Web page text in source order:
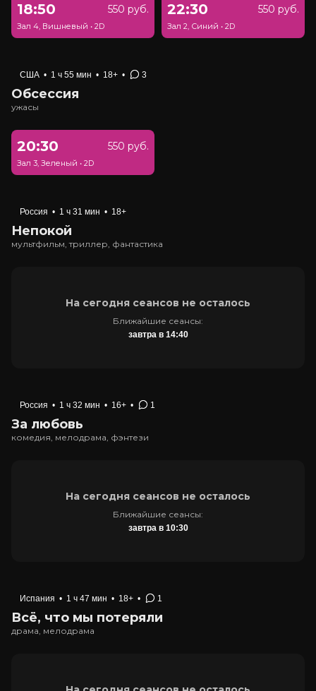
18:50 550 руб.
Зал 4, Вишневый • 2D
22:30 550 руб.
Зал 2, Синий • 2D
США • 1 ч 55 мин • 18+ • 3
Обсессия
ужасы
20:30 550 руб.
Зал 3, Зеленый • 2D
Россия • 1 ч 31 мин • 18+
Непокой
мультфильм, триллер, фантастика
На сегодня сеансов не осталось
Ближайшие сеансы:
завтра в 14:40
Россия • 1 ч 32 мин • 16+ • 1
За любовь
комедия, мелодрама, фэнтези
На сегодня сеансов не осталось
Ближайшие сеансы:
завтра в 10:30
Испания • 1 ч 47 мин • 18+ • 1
Всё, что мы потеряли
драма, мелодрама